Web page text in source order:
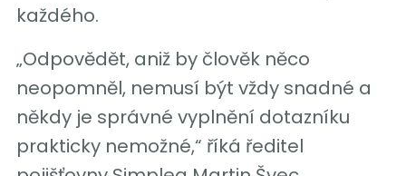
každého.
„Odpovědět, aniž by člověk něco
neopomněl, nemusí být vždy snadné a
někdy je správné vyplnění dotazníku
prakticky nemožné,“ říká ředitel